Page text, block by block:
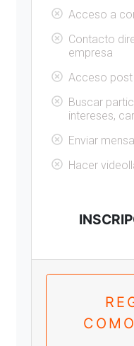
Acceso a
Contacto
empresa
Acceso
Buscar
intereses,
Enviar
Hacer